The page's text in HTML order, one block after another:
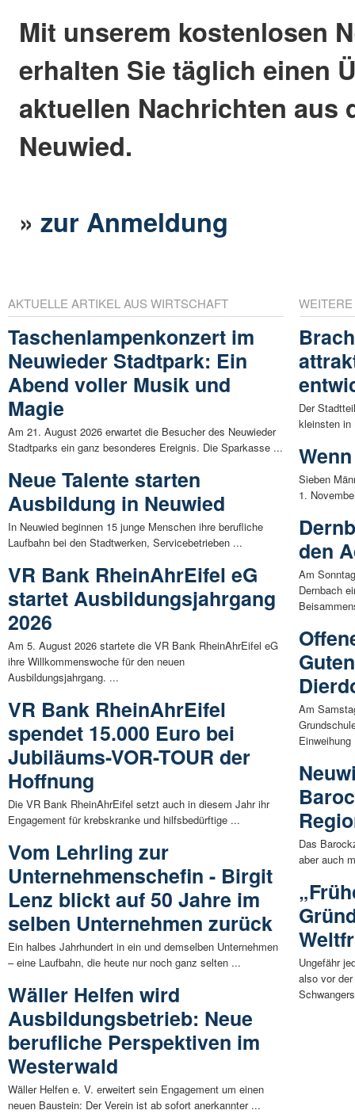
Mit unserem kostenlosen
erhalten Sie täglich einen
aktuellen Nachrichten aus
Neuwied.
»zur Anmeldung
AKTUELLE ARTIKEL AUS WIRTSCHAFT
Taschenlampenkonzert im
Neuwieder Stadtpark: Ein
Abend voller Musik und
Magie
Am 21. August 2026 erwartet die Besucher des Neuwieder
Stadtparks ein ganz besonderes Ereignis. Die Sparkasse ...
Neue Talente starten
Ausbildung in Neuwied
In Neuwied beginnen 15 junge Menschen ihre berufliche
Laufbahn bei den Stadtwerken, Servicebetrieben ...
VR Bank RheinAhrEifel eG
startet Ausbildungsjahrgang
2026
Am 5. August 2026 startete die VR Bank RheinAhrEifel eG
ihre Willkommenswoche für den neuen
Ausbildungsjahrgang. ...
VR Bank RheinAhrEifel
spendet 15.000 Euro bei
Jubiläums-VOR-TOUR der
Hoffnung
Die VR Bank RheinAhrEifel setzt auch in diesem Jahr ihr
Engagement für krebskranke und hilfsbedürftige ...
Vom Lehrling zur
Unternehmenschefin - Birgit
Lenz blickt auf 50 Jahre im
selben Unternehmen zurück
Ein halbes Jahrhundert in ein und demselben Unternehmen
– eine Laufbahn, die heute nur noch ganz selten ...
Wäller Helfen wird
Ausbildungsbetrieb: Neue
berufliche Perspektiven im
Westerwald
Wäller Helfen e. V. erweitert sein Engagement um einen
neuen Baustein: Der Verein ist ab sofort anerkannter ...
Der
kleinsten in
Sieben
1.
den
Am
Dernbach
Am
Das
aber auch
Ungefähr
also vor